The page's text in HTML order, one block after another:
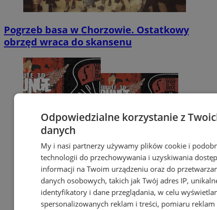
Pogrzeb basa w Chorzowie. Ostatkowy
obrzęd wraca do skansenu
Odpowiedzialne korzystanie z
danych
My i nasi partnerzy używamy plików cookie i
technologii do przechowywania i uzyskiwania
informacji na Twoim urządzeniu oraz do
danych osobowych, takich jak Twój adres IP,
identyfikatory i dane przeglądania, w celu
spersonalizowanych reklam i treści, pomiaru reklam